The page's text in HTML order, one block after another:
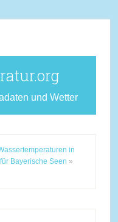
und Wetter
in
Bayerische Seen »